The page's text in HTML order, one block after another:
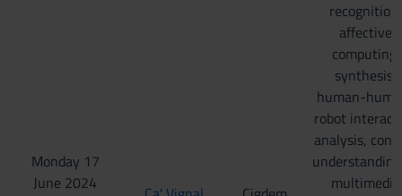
Monday 17
June 2024
recognition,
affective
computing,
synthesis,
human-
robot
analysis,
multimedia